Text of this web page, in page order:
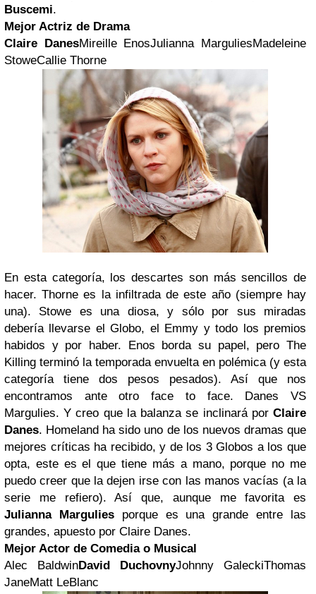
Buscemi.
Mejor Actriz de Drama
Claire DanesMireille EnosJulianna MarguliesMadeleine
StoweCallie Thorne
En esta categoría, los descartes son más sencillos de
hacer. Thorne es la infiltrada de este año (siempre hay
una). Stowe es una diosa, y sólo por sus miradas
debería llevarse el Globo, el Emmy y todo los premios
habidos y por haber. Enos borda su papel, pero The
Killing terminó la temporada envuelta en polémica (y esta
categoría tiene dos pesos pesados). Así que nos
encontramos ante otro face to face. Danes VS
Margulies. Y creo que la balanza se inclinará por Claire
Danes. Homeland ha sido uno de los nuevos dramas que
mejores críticas ha recibido, y de los 3 Globos a los que
opta, este es el que tiene más a mano, porque no me
puedo creer que la dejen irse con las manos vacías (a la
serie me refiero). Así que, aunque me favorita es
Julianna Marguliesporque es una grande entre las
grandes, apuesto por Claire Danes.
Mejor Actor de Comedia o Musical
Alec BaldwinDavid DuchovnyJohnny GaleckiThomas
JaneMatt LeBlanc